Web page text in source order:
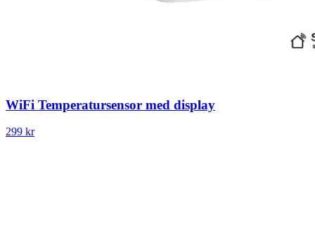
WiFi Temperatursensor med display
299 kr